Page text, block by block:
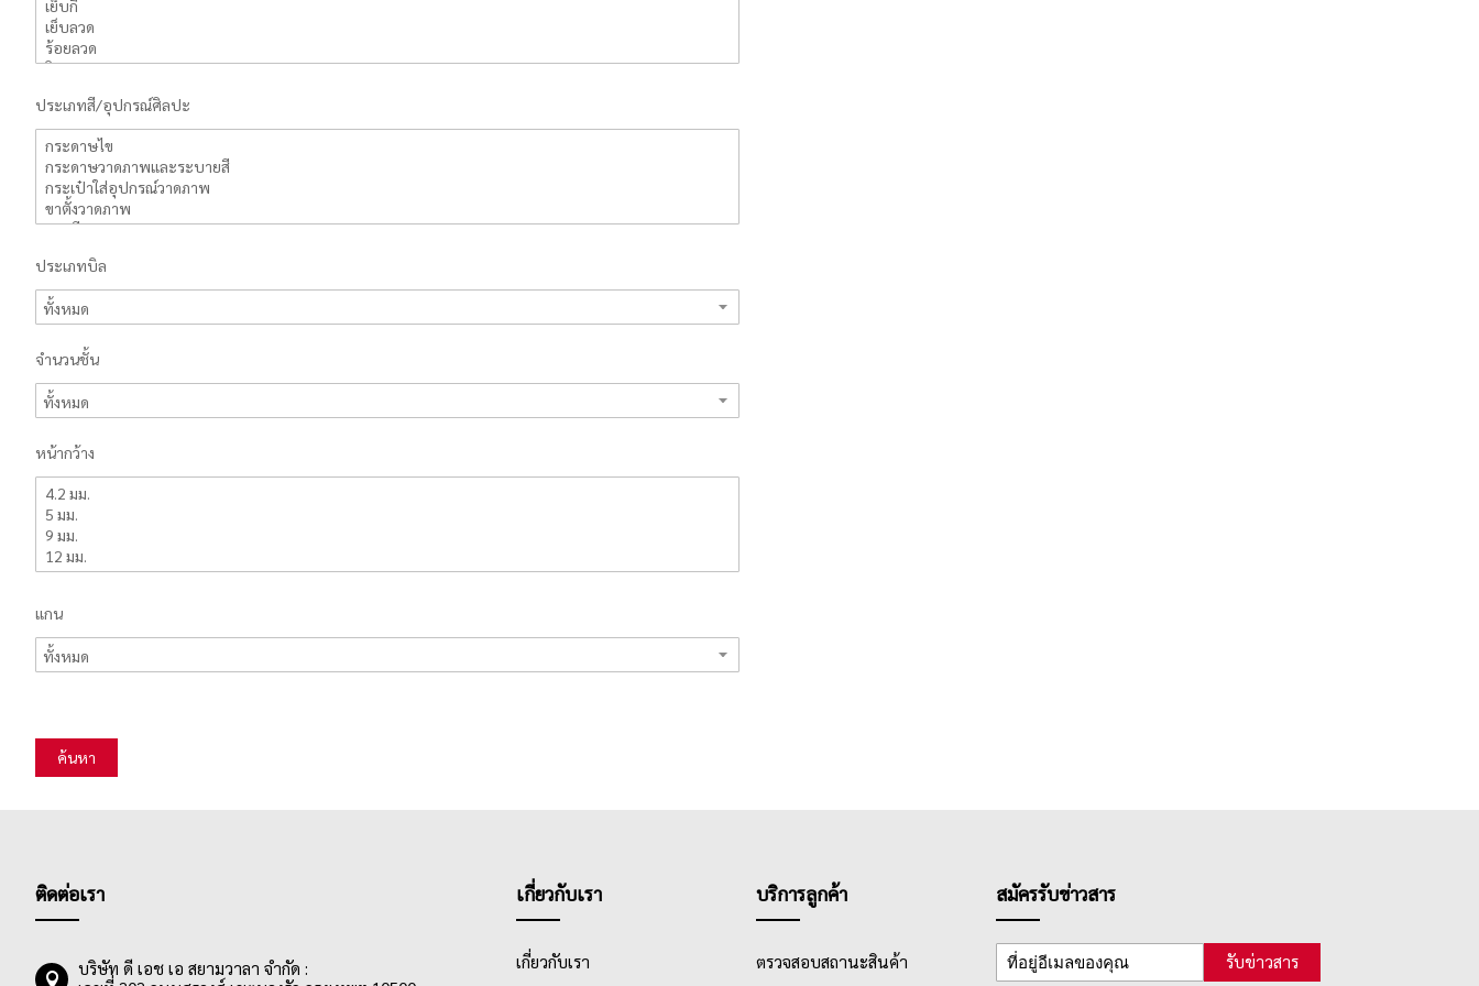
ประเภทสี/อุปกรณ์ศิลปะ
ประเภทบิล
จำนวนชั้น
หน้ากว้าง
แกน
ค้นหา
ติดต่อเรา
บริษัท ดี เอช เอ สยามวาลา จำกัด :
เกี่ยวกับเรา
เกี่ยวกับเรา
บริการลูกค้า
ตรวจสอบสถานะสินค้า
สมัครรับข่าวสาร
รับข่าวสาร